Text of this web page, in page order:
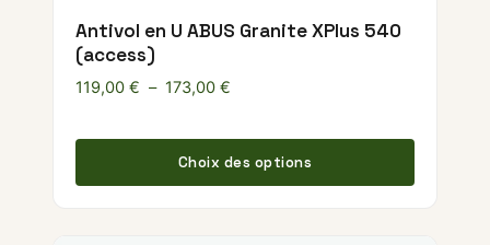
Antivol en U ABUS Granite XPlus 540
(access)
119,00 € – 173,00 €
Choix des options
Ce